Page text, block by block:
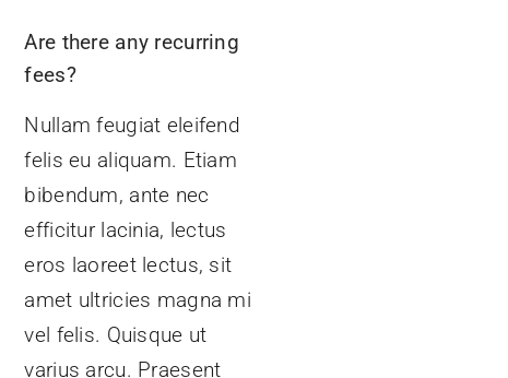
Are there any recurring
fees?
Nullam feugiat eleifend
felis eu aliquam. Etiam
bibendum, ante nec
efficitur lacinia, lectus
eros laoreet lectus, sit
amet ultricies magna mi
vel felis. Quisque ut
varius arcu. Praesent